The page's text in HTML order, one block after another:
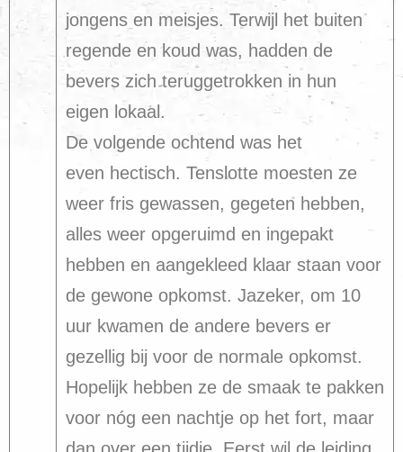
jongens en meisjes. Terwijl het buiten
regende en koud was, hadden de
bevers zich teruggetrokken in hun
eigen lokaal.
De volgende ochtend was het
even hectisch. Tenslotte moesten ze
weer fris gewassen, gegeten hebben,
alles weer opgeruimd en ingepakt
hebben en aangekleed klaar staan voor
de gewone opkomst. Jazeker, om 10
uur kwamen de andere bevers er
gezellig bij voor de normale opkomst.
Hopelijk hebben ze de smaak te pakken
voor nóg een nachtje op het fort, maar
dan over een tijdje. Eerst wil de leiding